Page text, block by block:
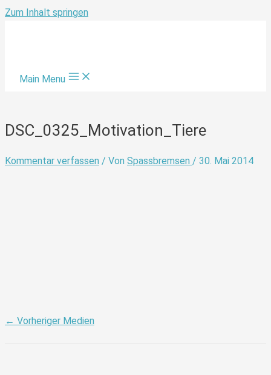
Zum Inhalt springen
Main Menu
DSC_0325_Motivation_Tiere
Kommentar verfassen / Von Spassbremsen / 30. Mai 2014
← Vorheriger Medien